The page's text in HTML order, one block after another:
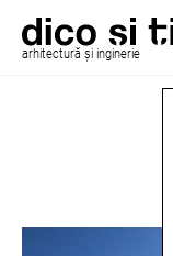
arhitectură și inginerie